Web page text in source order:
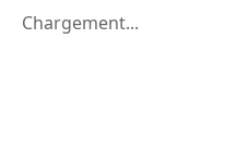
Chargement...